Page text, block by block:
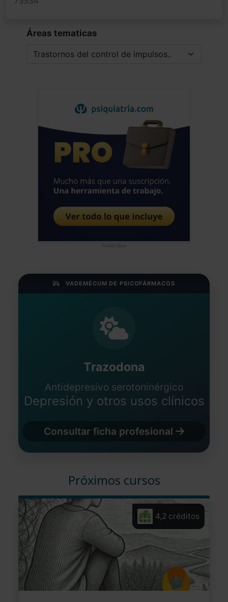
Áreas tematicas
Publicidad
VADEMÉCUM DE PSICOFÁRMACOS
Trazodona
Antidepresivo serotoninérgico
Depresión y otros usos clínicos
Consultar ficha profesional
Próximos cursos
4,2 créditos